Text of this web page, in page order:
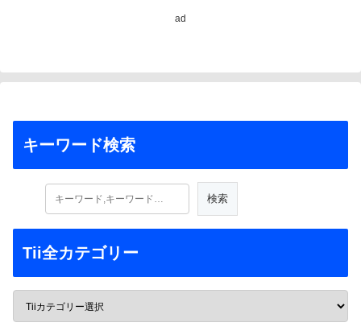
ad
キーワード検索
Tii全カテゴリー